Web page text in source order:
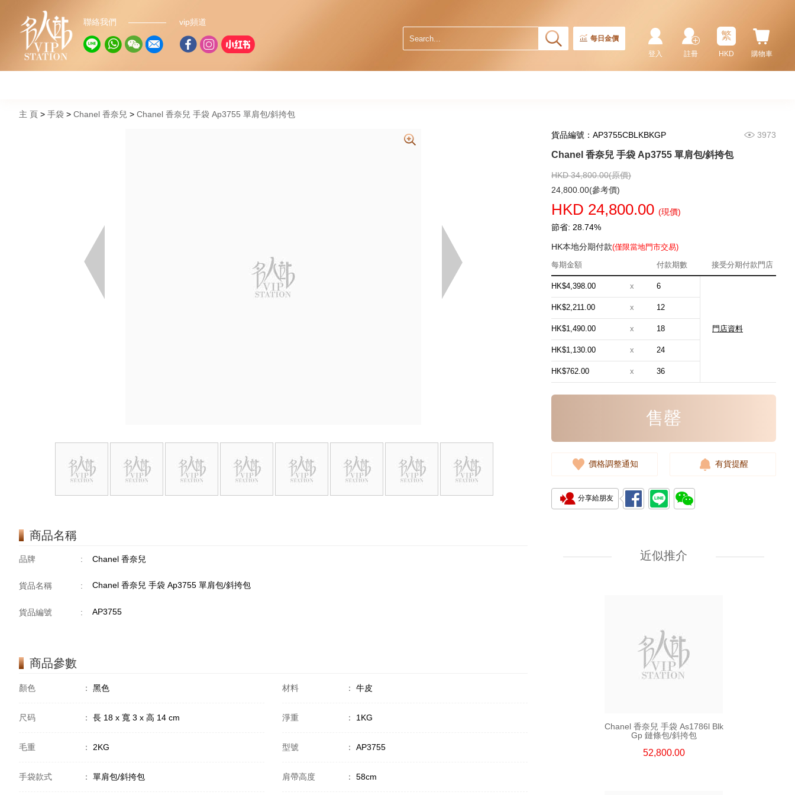
聯絡我們 vip頻道
每日金價
購物車
繁
HKD
註冊
登入
主 頁 手袋 Chanel 香奈兒 Chanel 香奈兒 手袋 Ap3755 單肩包/斜挎包
商品名稱
品牌 : Chanel 香奈兒
貨品名稱 : Chanel 香奈兒 手袋 Ap3755 單肩包/斜挎包
貨品編號 : AP3755
商品參數
顏色 ： 黑色 材料 ： 牛皮
尺码 ： 長 18 x 寬 3 x 高 14 cm 淨重 ： 1KG
毛重 ： 2KG 型號 ： AP3755
手袋款式 ： 單肩包/斜挎包 肩帶高度 ： 58cm
貨品編號：AP3755CBLKBKGP 3973
Chanel 香奈兒 手袋 Ap3755 單肩包/斜挎包
HKD 34,800.00(原價)
24,800.00(參考價)
HKD 24,800.00 (現價)
節省: 28.74%
HK本地分期付款(僅限當地門市交易)
每期金額
付款期數 接受分期付款門店
HK$4,398.00 x 6
門店資料
HK$2,211.00 x 12
HK$1,490.00 x 18
HK$1,130.00 x 24
HK$762.00 x 36
售罄
價格調整通知 有貨提醒
分享給朋友
近似推介
Chanel 香奈兒 手袋 As5293
單肩包/手提包
Chanel 香奈兒 手袋 As5631
54,800.00
55,800.00
Chanel 香奈兒 手袋 As1786l Blk
Gp 鏈條包/斜挎包
52,800.00